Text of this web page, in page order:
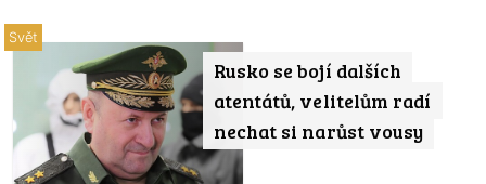
Rusko se bojí dalších
atentátů, velitelům radí
nechat si narůst vousy
Svět